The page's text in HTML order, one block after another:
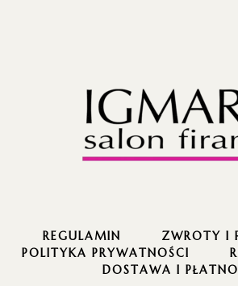
REGULAMIN
ZWROTY I
POLITYKA PRYWATNOŚCI
DOSTAWA I